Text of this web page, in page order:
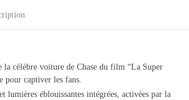
la célèbre voiture de Chase du film “La Super
pour captiver les fans.
lumières éblouissantes intégrées, activées par la